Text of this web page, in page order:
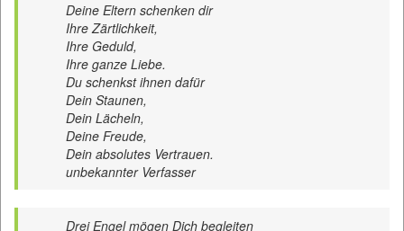
Deine Eltern schenken dir
Ihre Zärtlichkeit,
Ihre Geduld,
Ihre ganze Liebe.
Du schenkst ihnen dafür
Dein Staunen,
Dein Lächeln,
Deine Freude,
Dein absolutes Vertrauen.
unbekannter Verfasser
Drei Engel mögen Dich begleiten